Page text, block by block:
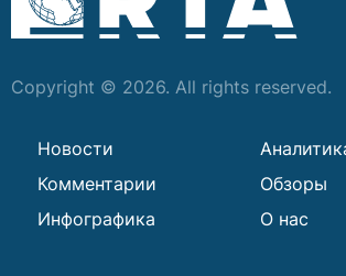
Copyright © 2026. All rights reserved.
Новости
Комментарии
Обзоры
Инфографика
О нас